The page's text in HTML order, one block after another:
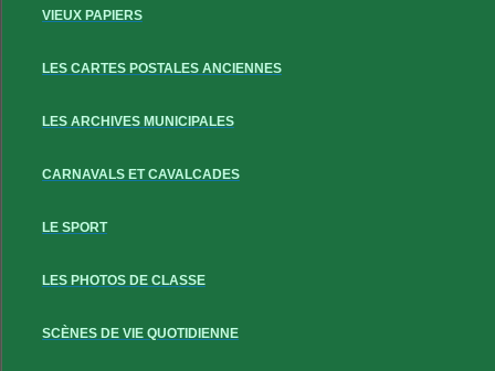
VIEUX PAPIERS
LES CARTES POSTALES ANCIENNES
LES ARCHIVES MUNICIPALES
CARNAVALS ET CAVALCADES
LE SPORT
LES PHOTOS DE CLASSE
SCÈNES DE VIE QUOTIDIENNE